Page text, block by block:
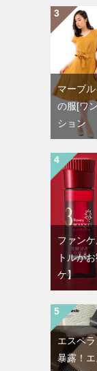
マーブ
の服[ワ
ション
ファン
トルが
ケ】
エスペ
暴露！